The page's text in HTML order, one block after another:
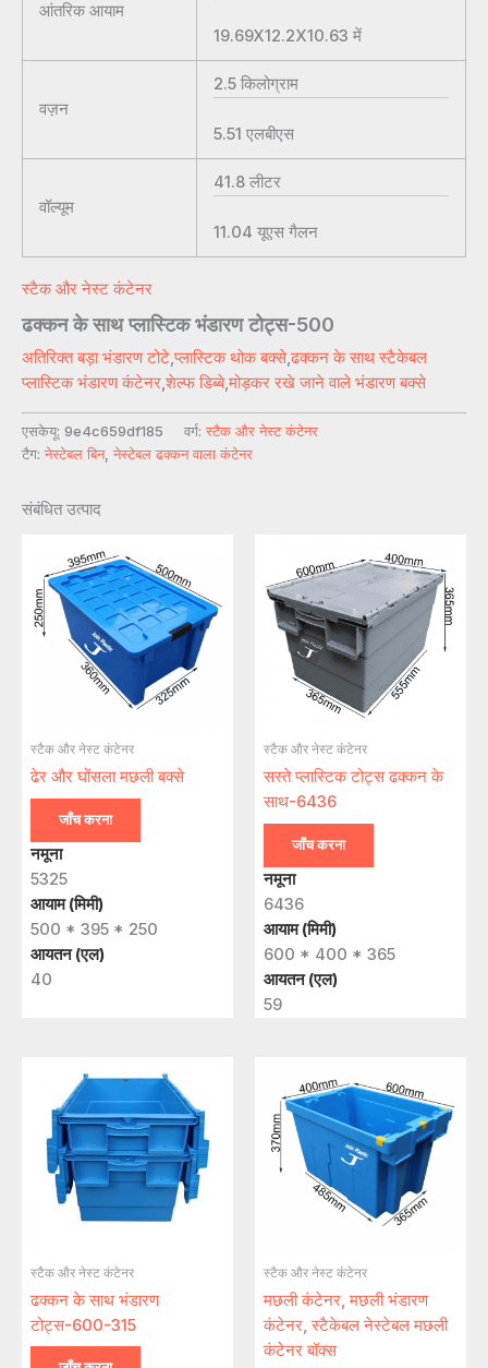
आंतरिक आयाम
19.69X12.2X10.63 में
वज़न
2.5 किलोग्राम
5.51 एलबीएस
वॉल्यूम
41.8 लीटर
11.04 यूएस गैलन
स्टैक और नेस्ट कंटेनर
ढक्कन के साथ प्लास्टिक भंडारण टोट्स-500
अतिरिक्त बड़ा भंडारण टोटे,प्लास्टिक थोक बक्से,ढक्कन के साथ स्टैकेबल
प्लास्टिक भंडारण कंटेनर,शेल्फ डिब्बे,मोड़कर रखे जाने वाले भंडारण बक्से
एसकेयू: 9e4c659df185 वर्ग: स्टैक और नेस्ट कंटेनर
टैग: नेस्टेबल बिन, नेस्टेबल ढक्कन वाला कंटेनर
संबंधित उत्पाद
स्टैक और नेस्ट कंटेनर
ढेर और घोंसला मछली बक्से
जाँच करना
नमूना
5325
आयाम (मिमी)
500 * 395 * 250
आयतन (एल)
40
स्टैक और नेस्ट कंटेनर
सस्ते प्लास्टिक टोट्स ढक्कन के
साथ-6436
जाँच करना
नमूना
6436
आयाम (मिमी)
600 * 400 * 365
आयतन (एल)
59
स्टैक और नेस्ट कंटेनर
ढक्कन के साथ भंडारण
टोट्स-600-315
स्टैक और नेस्ट कंटेनर
मछली कंटेनर, मछली भंडारण
कंटेनर, स्टैकेबल नेस्टेबल मछली
कंटेनर बॉक्स